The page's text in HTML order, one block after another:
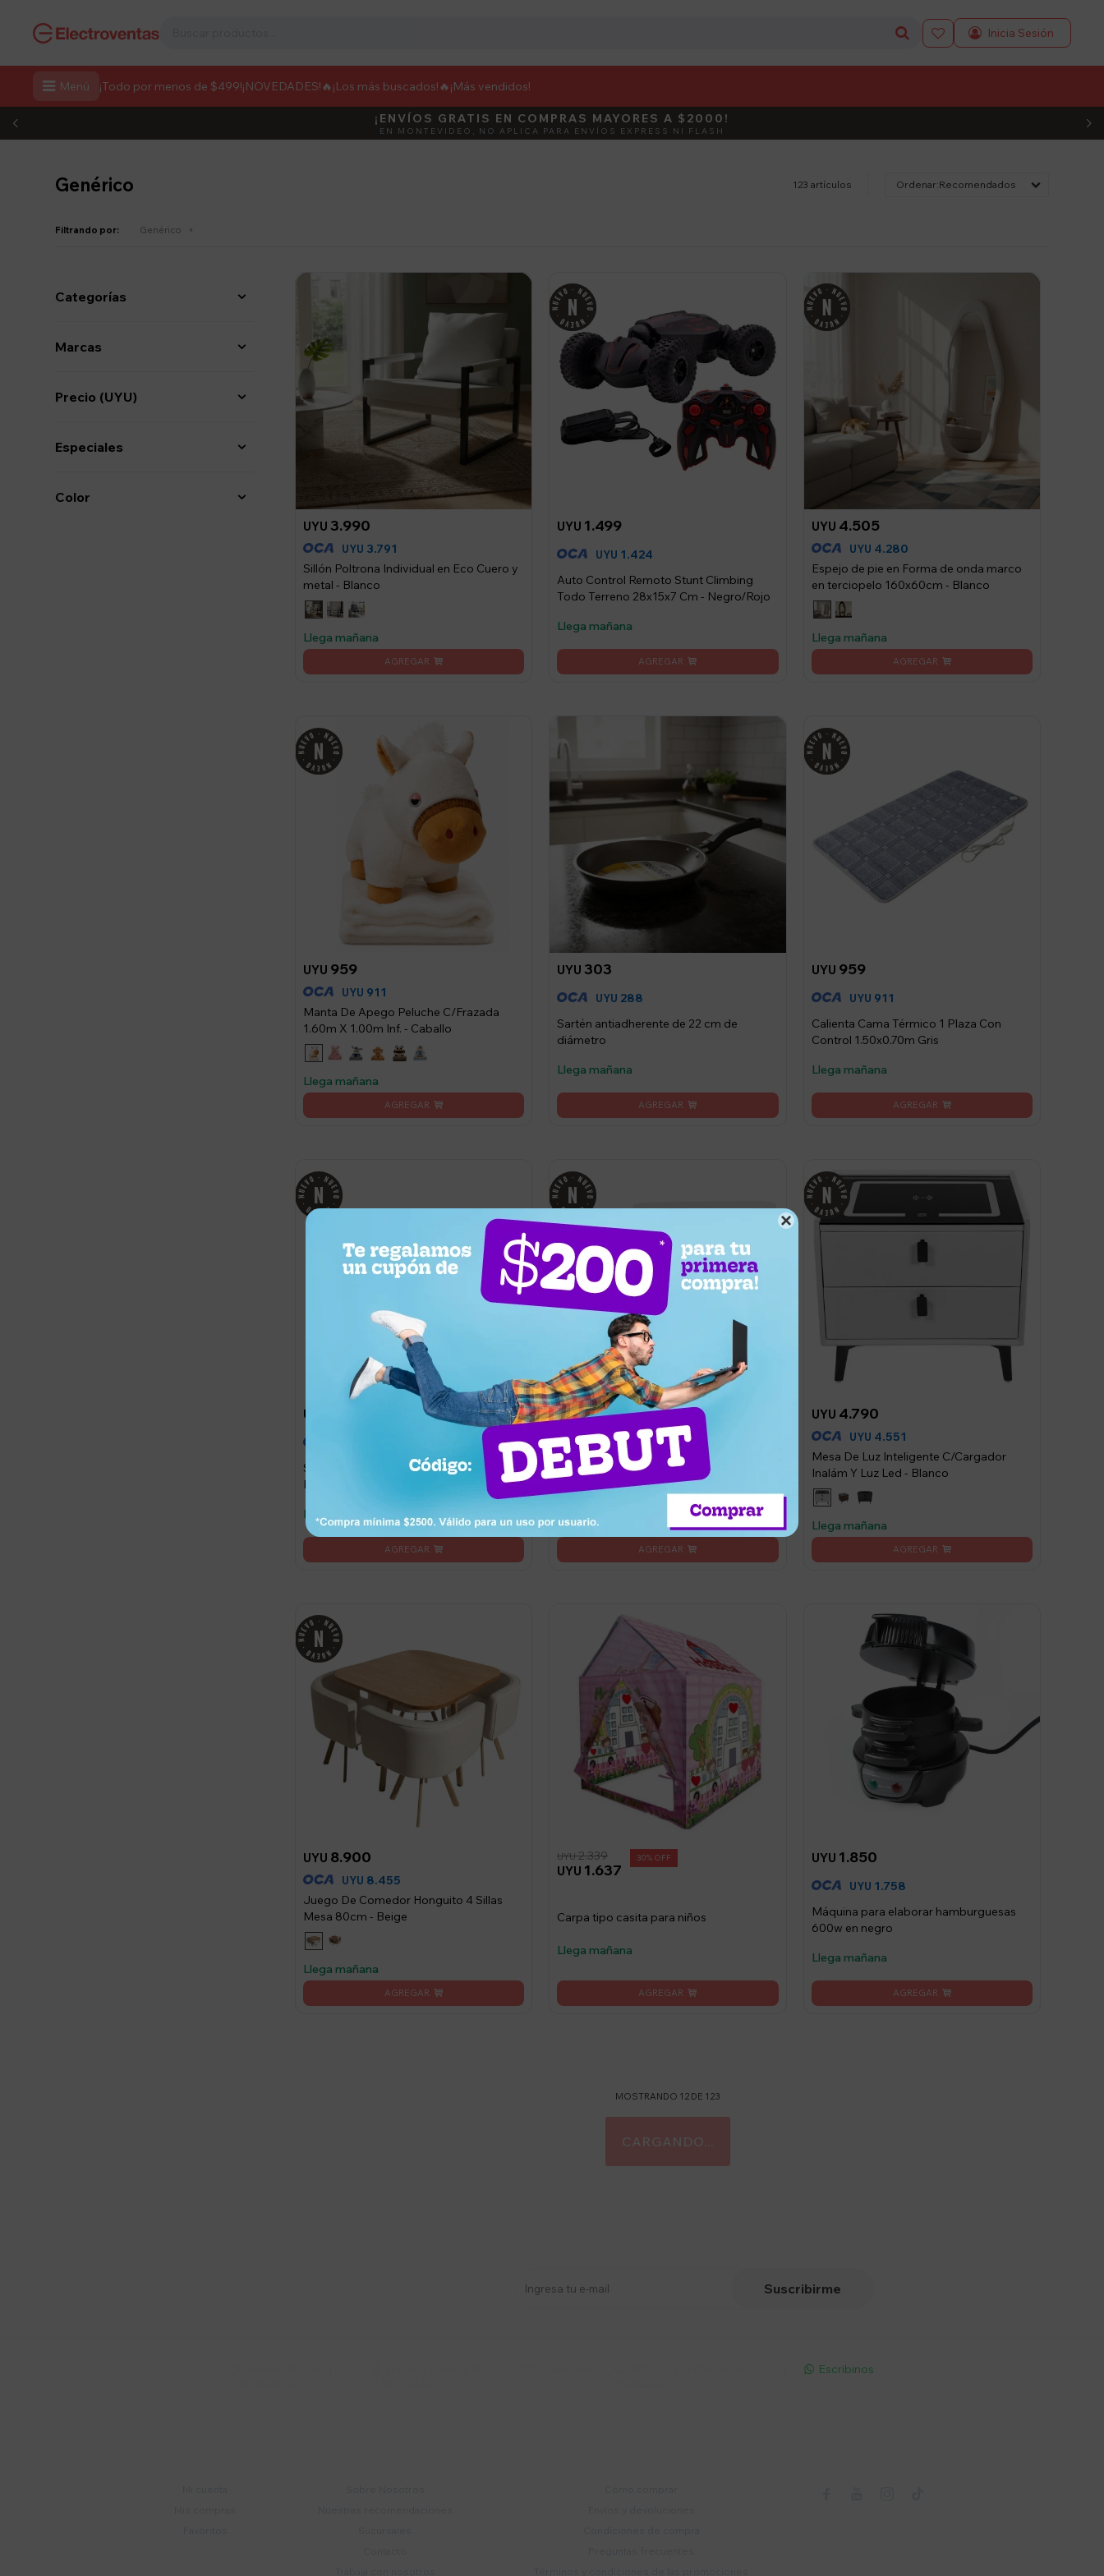

 Menú ¡Todo por menos de $499!¡NOVEDADES! 🔥¡Los más buscados!🔥 ¡Más vendidos!

DEBUT ACTIVÁ EL CÓDIGO
¡ENVÍOS GRATIS EN COMPRAS MAYORES A $2000!
EN MONTEVIDEO, NO APLICA PARA ENVÍOS EXPRESS NI FLASH
Genérico 123 artículos Recomendados
Filtrando por: Genérico
UYU 3.990
UYU 3.791
Sillón Poltrona Individual en Eco Cuero y
metal - Blanco
Llega mañana
UYU 1.499
UYU 1.424
Auto Control Remoto Stunt Climbing
Todo Terreno 28x15x7 Cm - Negro/Rojo
Llega mañana
UYU 4.505
UYU 4.280
Espejo de pie en Forma de onda marco
en terciopelo 160x60cm - Blanco
Llega mañana
UYU 959
UYU 911
Manta De Apego Peluche C/Frazada
1.60m X 1.00m Inf. - Caballo
Llega mañana
UYU 303
UYU 288
Sartén antiadherente de 22 cm de
diámetro
Llega mañana
UYU 959
UYU 911
Calienta Cama Térmico 1 Plaza Con
Control 1.50x0.70m Gris
Llega mañana
UYU
Set x 2 Mesas Ratonas Redondas Nido
Estilo Nórdico Blanca
Llega mañana
UYU2.390
UYU
2.271
Set x 2 Mesas Ratonas Triangular Nido
Estilo Nórdico Blanca
UYU 4.790
UYU 4.551
Mesa De Luz Inteligente C/Cargador
Inalám Y Luz Led - Blanco
Llega mañana
UYU 8.900
UYU 8.455
Juego De Comedor Honguito 4 Sillas
Mesa 80cm - Beige
Llega mañana
UYU 1.637
UYU 2.339 30
Carpa tipo casita para niños
Llega mañana
UYU 1.850
UYU 1.758
Máquina para elaborar hamburguesas
600w en negro
Llega mañana
MOSTRANDO 12DE 123
Categorías
Marcas
Precio (UYU)
Especiales
Color
Suscribirme
 Escribinos